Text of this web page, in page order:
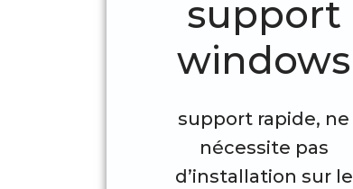
support
windows
support rapide, ne
nécessite pas
d’installation sur le